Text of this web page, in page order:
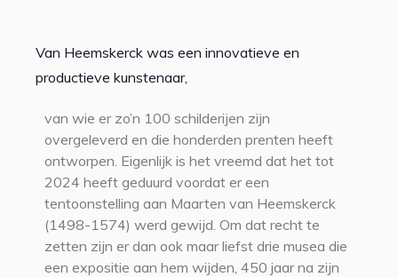
Van Heemskerck was een innovatieve en
productieve kunstenaar,
van wie er zo’n 100 schilderijen zijn
overgeleverd en die honderden prenten heeft
ontworpen. Eigenlijk is het vreemd dat het tot
2024 heeft geduurd voordat er een
tentoonstelling aan Maarten van Heemskerck
(1498-1574) werd gewijd. Om dat recht te
zetten zijn er dan ook maar liefst drie musea die
een expositie aan hem wijden, 450 jaar na zijn